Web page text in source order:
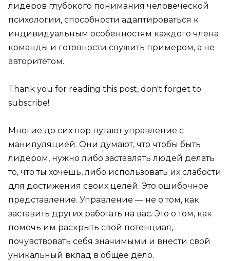
лидеров глубокого понимания человеческой
психологии, способности адаптироваться к
индивидуальным особенностям каждого члена
команды и готовности служить примером, а не
авторитетом.
Thank you for reading this post, don't forget to
subscribe!
Многие до сих пор путают управление с
манипуляцией. Они думают, что чтобы быть
лидером, нужно либо заставлять людей делать
то, что ты хочешь, либо использовать их слабости
для достижения своих целей. Это ошибочное
представление. Управление — не о том, как
заставить других работать на вас. Это о том, как
помочь им раскрыть свой потенциал,
почувствовать себя значимыми и внести свой
уникальный вклад в общее дело.